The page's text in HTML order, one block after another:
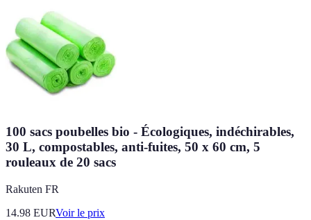
100 sacs poubelles bio - Écologiques, indéchirables,
30 L, compostables, anti-fuites, 50 x 60 cm, 5
rouleaux de 20 sacs
Rakuten FR
14.98 EURVoir le prix